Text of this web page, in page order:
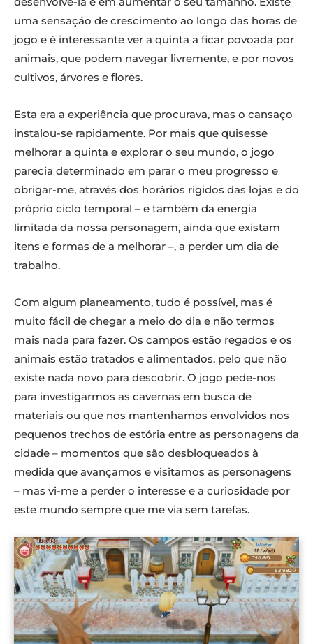
uma sensação de crescimento ao longo das horas de
jogo e é interessante ver a quinta a ficar povoada por
animais, que podem navegar livremente, e por novos
cultivos, árvores e flores.
Esta era a experiência que procurava, mas o cansaço
instalou-se rapidamente. Por mais que quisesse
melhorar a quinta e explorar o seu mundo, o jogo
parecia determinado em parar o meu progresso e
obrigar-me, através dos horários rígidos das lojas e do
próprio ciclo temporal – e também da energia
limitada da nossa personagem, ainda que existam
itens e formas de a melhorar –, a perder um dia de
trabalho.
Com algum planeamento, tudo é possível, mas é
muito fácil de chegar a meio do dia e não termos
mais nada para fazer. Os campos estão regados e os
animais estão tratados e alimentados, pelo que não
existe nada novo para descobrir. O jogo pede-nos
para investigarmos as cavernas em busca de
materiais ou que nos mantenhamos envolvidos nos
pequenos trechos de estória entre as personagens da
cidade – momentos que são desbloqueados à
medida que avançamos e visitamos as personagens
– mas vi-me a perder o interesse e a curiosidade por
este mundo sempre que me via sem tarefas.